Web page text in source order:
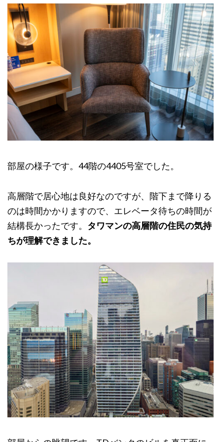
部屋の様子です。44階の4405号室でした。
高層階で居心地は良好なのですが、階下まで降りる
のは時間かかりますので、エレベータ待ちの時間が
結構長かったです。 タワマンの高層階の住民の気持
ちが理解できました。